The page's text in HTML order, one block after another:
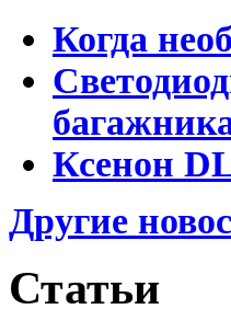
Когда
Ксенон
Другие
Статьи